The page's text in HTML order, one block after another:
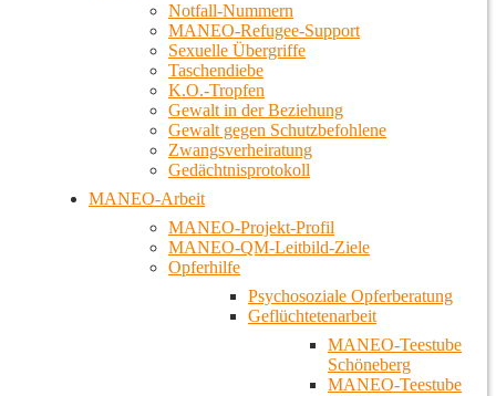
Notfall-Nummern
MANEO-Refugee-Support
Sexuelle Übergriffe
Taschendiebe
K.O.-Tropfen
Gewalt in der Beziehung
Gewalt gegen Schutzbefohlene
Zwangsverheiratung
Gedächtnisprotokoll
MANEO-Arbeit
MANEO-Projekt-Profil
MANEO-QM-Leitbild-Ziele
Opferhilfe
Psychosoziale Opferberatung
Geflüchtetenarbeit
MANEO-Teestube
Schöneberg
MANEO-Teestube